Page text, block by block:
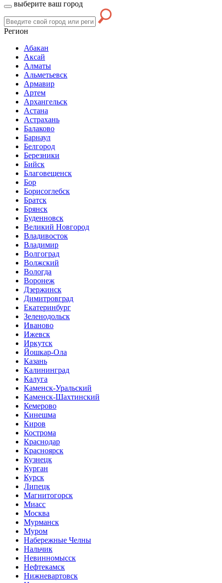
выберите ваш город
Регион
Абакан
Аксай
Алматы
Альметьевск
Армавир
Артем
Архангельск
Астана
Астрахань
Балаково
Барнаул
Белгород
Березники
Бийск
Благовещенск
Бор
Борисоглебск
Братск
Брянск
Буденновск
Великий Новгород
Владивосток
Владимир
Волгоград
Волжский
Вологда
Воронеж
Дзержинск
Димитровград
Екатеринбург
Зеленодольск
Иваново
Ижевск
Иркутск
Йошкар-Ола
Казань
Калининград
Калуга
Каменск-Уральский
Каменск-Шахтинский
Кемерово
Кинешма
Киров
Кострома
Краснодар
Красноярск
Кузнецк
Курган
Курск
Липецк
Магнитогорск
Миасс
Москва
Мурманск
Муром
Набережные Челны
Нальчик
Невинномысск
Нефтекамск
Нижневартовск